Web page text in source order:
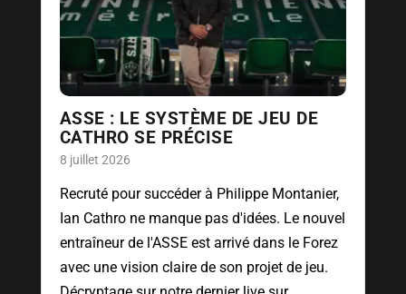
ASSE : LE SYSTÈME DE JEU DE
CATHRO SE PRÉCISE
8 juillet 2026
Recruté pour succéder à Philippe Montanier,
Ian Cathro ne manque pas d'idées. Le nouvel
entraîneur de l'ASSE est arrivé dans le Forez
avec une vision claire de son projet de jeu.